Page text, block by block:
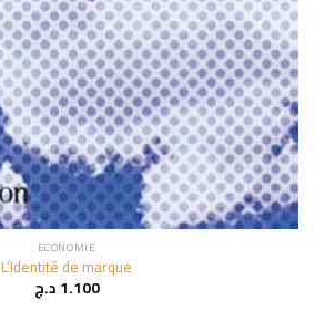
ECONOMIE
L’Identité de marque
1.100د.ج